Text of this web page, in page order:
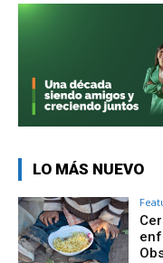
LO MÁS NUEVO